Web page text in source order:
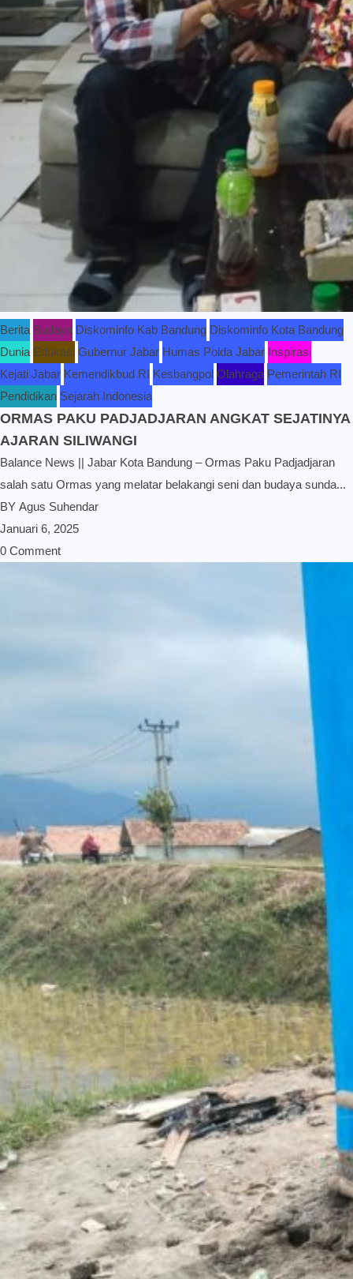
Berita Budaya Diskominfo Kab Bandung Diskominfo Kota Bandung
Dunia Edukasi Gubernur Jabar Humas Polda Jabar Inspirasi
Kejati Jabar Kemendikbud RI Kesbangpol Olahraga Pemerintah RI
Pendidikan Sejarah Indonesia
ORMAS PAKU PADJADJARAN ANGKAT SEJATINYA
AJARAN SILIWANGI
Balance News || Jabar Kota Bandung – Ormas Paku Padjadjaran
salah satu Ormas yang melatar belakangi seni dan budaya sunda...
BY Agus Suhendar
Januari 6, 2025
0 Comment